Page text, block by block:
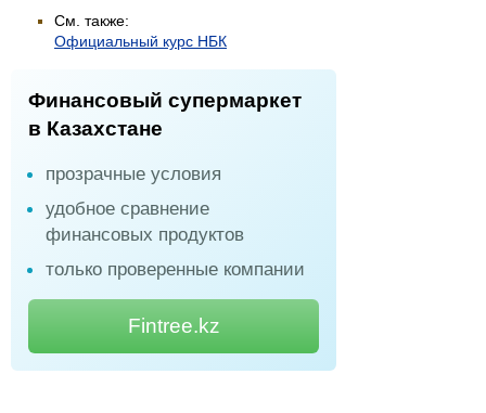
См. также:
Официальный курс НБК
Финансовый супермаркет
в Казахстане
прозрачные условия
удобное сравнение
финансовых продуктов
только проверенные компании
Fintree.kz